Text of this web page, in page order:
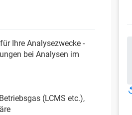
Ihre Analysezwecke -
bei Analysen im
(LCMS etc.),